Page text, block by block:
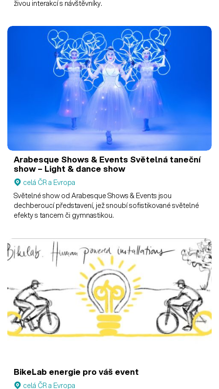
živou interakcí s návštěvníky.
Arabesque Shows & Events Světelná taneční
show – Light & dance show
celá ČR a Evropa
Světelné show od Arabesque Shows & Events jsou
dechberoucí představení, jež snoubí sofistikované světelné
efekty s tancem či gymnastikou.
BikeLab energie pro váš event
celá ČR a Evropa